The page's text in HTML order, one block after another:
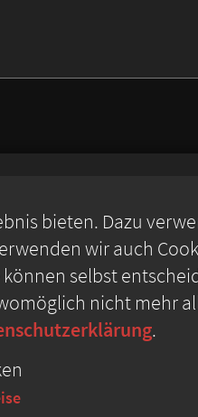
bieten. Dazu
wir auch
selbst
nicht mehr
.